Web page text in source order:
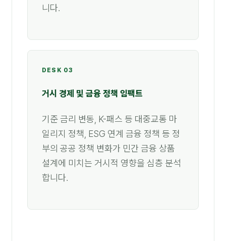
니다.
DESK 03
거시 경제 및 금융 정책 임팩트
기준 금리 변동, K-패스 등 대중교통 마
일리지 정책, ESG 연계 금융 정책 등 정
부의 공공 정책 변화가 민간 금융 상품
설계에 미치는 거시적 영향을 심층 분석
합니다.